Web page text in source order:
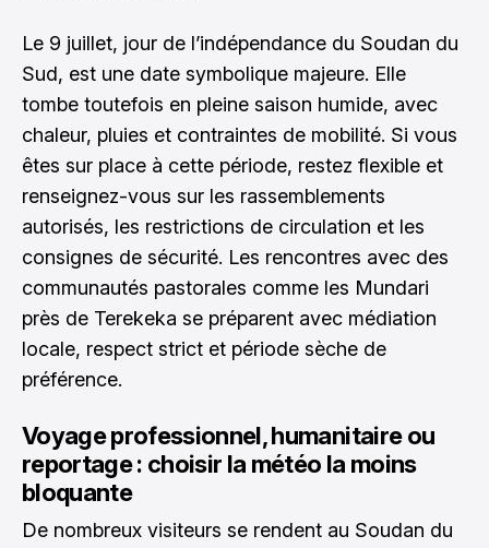
Le 9 juillet, jour de l’indépendance du Soudan du
Sud, est une date symbolique majeure. Elle
tombe toutefois en pleine saison humide, avec
chaleur, pluies et contraintes de mobilité. Si vous
êtes sur place à cette période, restez flexible et
renseignez-vous sur les rassemblements
autorisés, les restrictions de circulation et les
consignes de sécurité. Les rencontres avec des
communautés pastorales comme les Mundari
près de Terekeka se préparent avec médiation
locale, respect strict et période sèche de
préférence.
Voyage professionnel, humanitaire ou
reportage : choisir la météo la moins
bloquante
De nombreux visiteurs se rendent au Soudan du